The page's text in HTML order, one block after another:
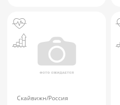
Скайвижн/Россия